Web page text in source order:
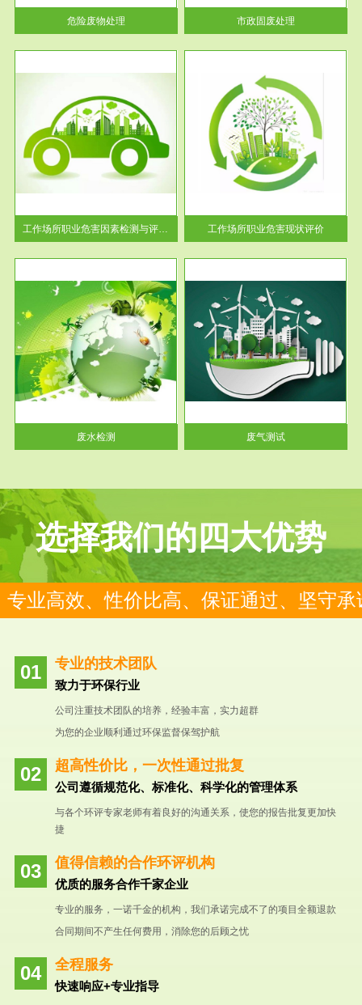
危险废物处理
理处...
市政固废处理
工作场所职业危害因素检测与评价...
服务范围
工作场所职业危害现状评价
【现状评价意义】：具体因素---
-通过质谱分析等多种手段明确
工作场...
工作场所职业危害现状评价
废水检测
服务范围
废气测试
检测范围工业废气检测包括有机
废气和无机废气。有机废气主要
包括...
废气测试
选择我们的四大优势
专业高效、性价比高、保证通过、坚守承
专业的技术团队
致力于环保行业
公司注重技术团队的培养，经验丰富，实力超群
为您的企业顺利通过环保监督保驾护航
超高性价比，一次性通过批复
公司遵循规范化、标准化、科学化的管理体系
与各个环评专家老师有着良好的沟通关系，使您的报告批复更加快
捷
值得信赖的合作环评机构
优质的服务合作千家企业
专业的服务，一诺千金的机构，我们承诺完成不了的项目全额退款
合同期间不产生任何费用，消除您的后顾之忧
全程服务
快速响应+专业指导